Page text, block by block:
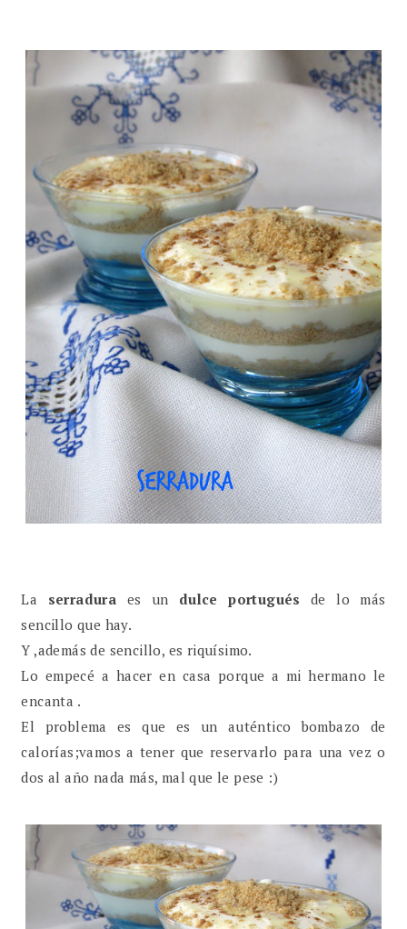
La serradura es un dulce portugués de lo más
sencillo que hay.
Y ,además de sencillo, es riquísimo.
Lo empecé a hacer en casa porque a mi hermano le
encanta .
El problema es que es un auténtico bombazo de
calorías;vamos a tener que reservarlo para una vez o
dos al año nada más, mal que le pese :)